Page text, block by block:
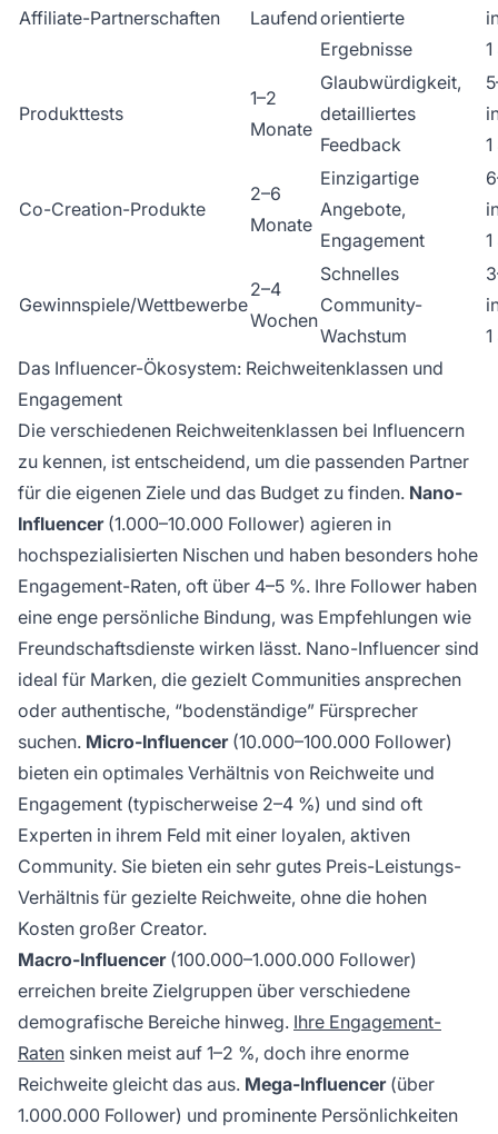
Affiliate-Partnerschaften Laufendorientierte
Ergebnisse
Produkttests
1–2
Monate
Glaubwürdigkeit,
detailliertes
Feedback
Co-Creation-Produkte
2–6
Monate
Einzigartige
Angebote,
Engagement
Gewinnspiele/Wettbewerbe
2–4
Wochen
Schnelles
Community-
Wachstum
Das Influencer-Ökosystem: Reichweitenklassen und
Engagement
Die verschiedenen Reichweitenklassen bei Influencern
zu kennen, ist entscheidend, um die passenden Partner
für die eigenen Ziele und das Budget zu finden. Nano-
Influencer(1.000–10.000 Follower) agieren in
hochspezialisierten Nischen und haben besonders hohe
Engagement-Raten, oft über 4–5 %. Ihre Follower haben
eine enge persönliche Bindung, was Empfehlungen wie
Freundschaftsdienste wirken lässt. Nano-Influencer sind
ideal für Marken, die gezielt Communities ansprechen
oder authentische, “bodenständige” Fürsprecher
suchen. Micro-Influencer(10.000–100.000 Follower)
bieten ein optimales Verhältnis von Reichweite und
Engagement (typischerweise 2–4 %) und sind oft
Experten in ihrem Feld mit einer loyalen, aktiven
Community. Sie bieten ein sehr gutes Preis-Leistungs-
Verhältnis für gezielte Reichweite, ohne die hohen
Kosten großer Creator.
Macro-Influencer(100.000–1.000.000 Follower)
erreichen breite Zielgruppen über verschiedene
demografische Bereiche hinweg. Ihre Engagement-
Raten sinken meist auf 1–2 %, doch ihre enorme
Reichweite gleicht das aus. Mega-Influencer(über
1.000.000 Follower) und prominente Persönlichkeiten